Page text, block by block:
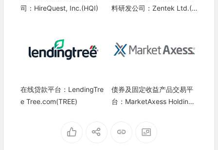
司：HireQuest, Inc.(HQI)
料研发公司：Zentek Ltd.(Z
在线贷款平台：LendingTre
e Tree.com(TREE)
债券及固定收益产品交易平
台：MarketAxess Holdings